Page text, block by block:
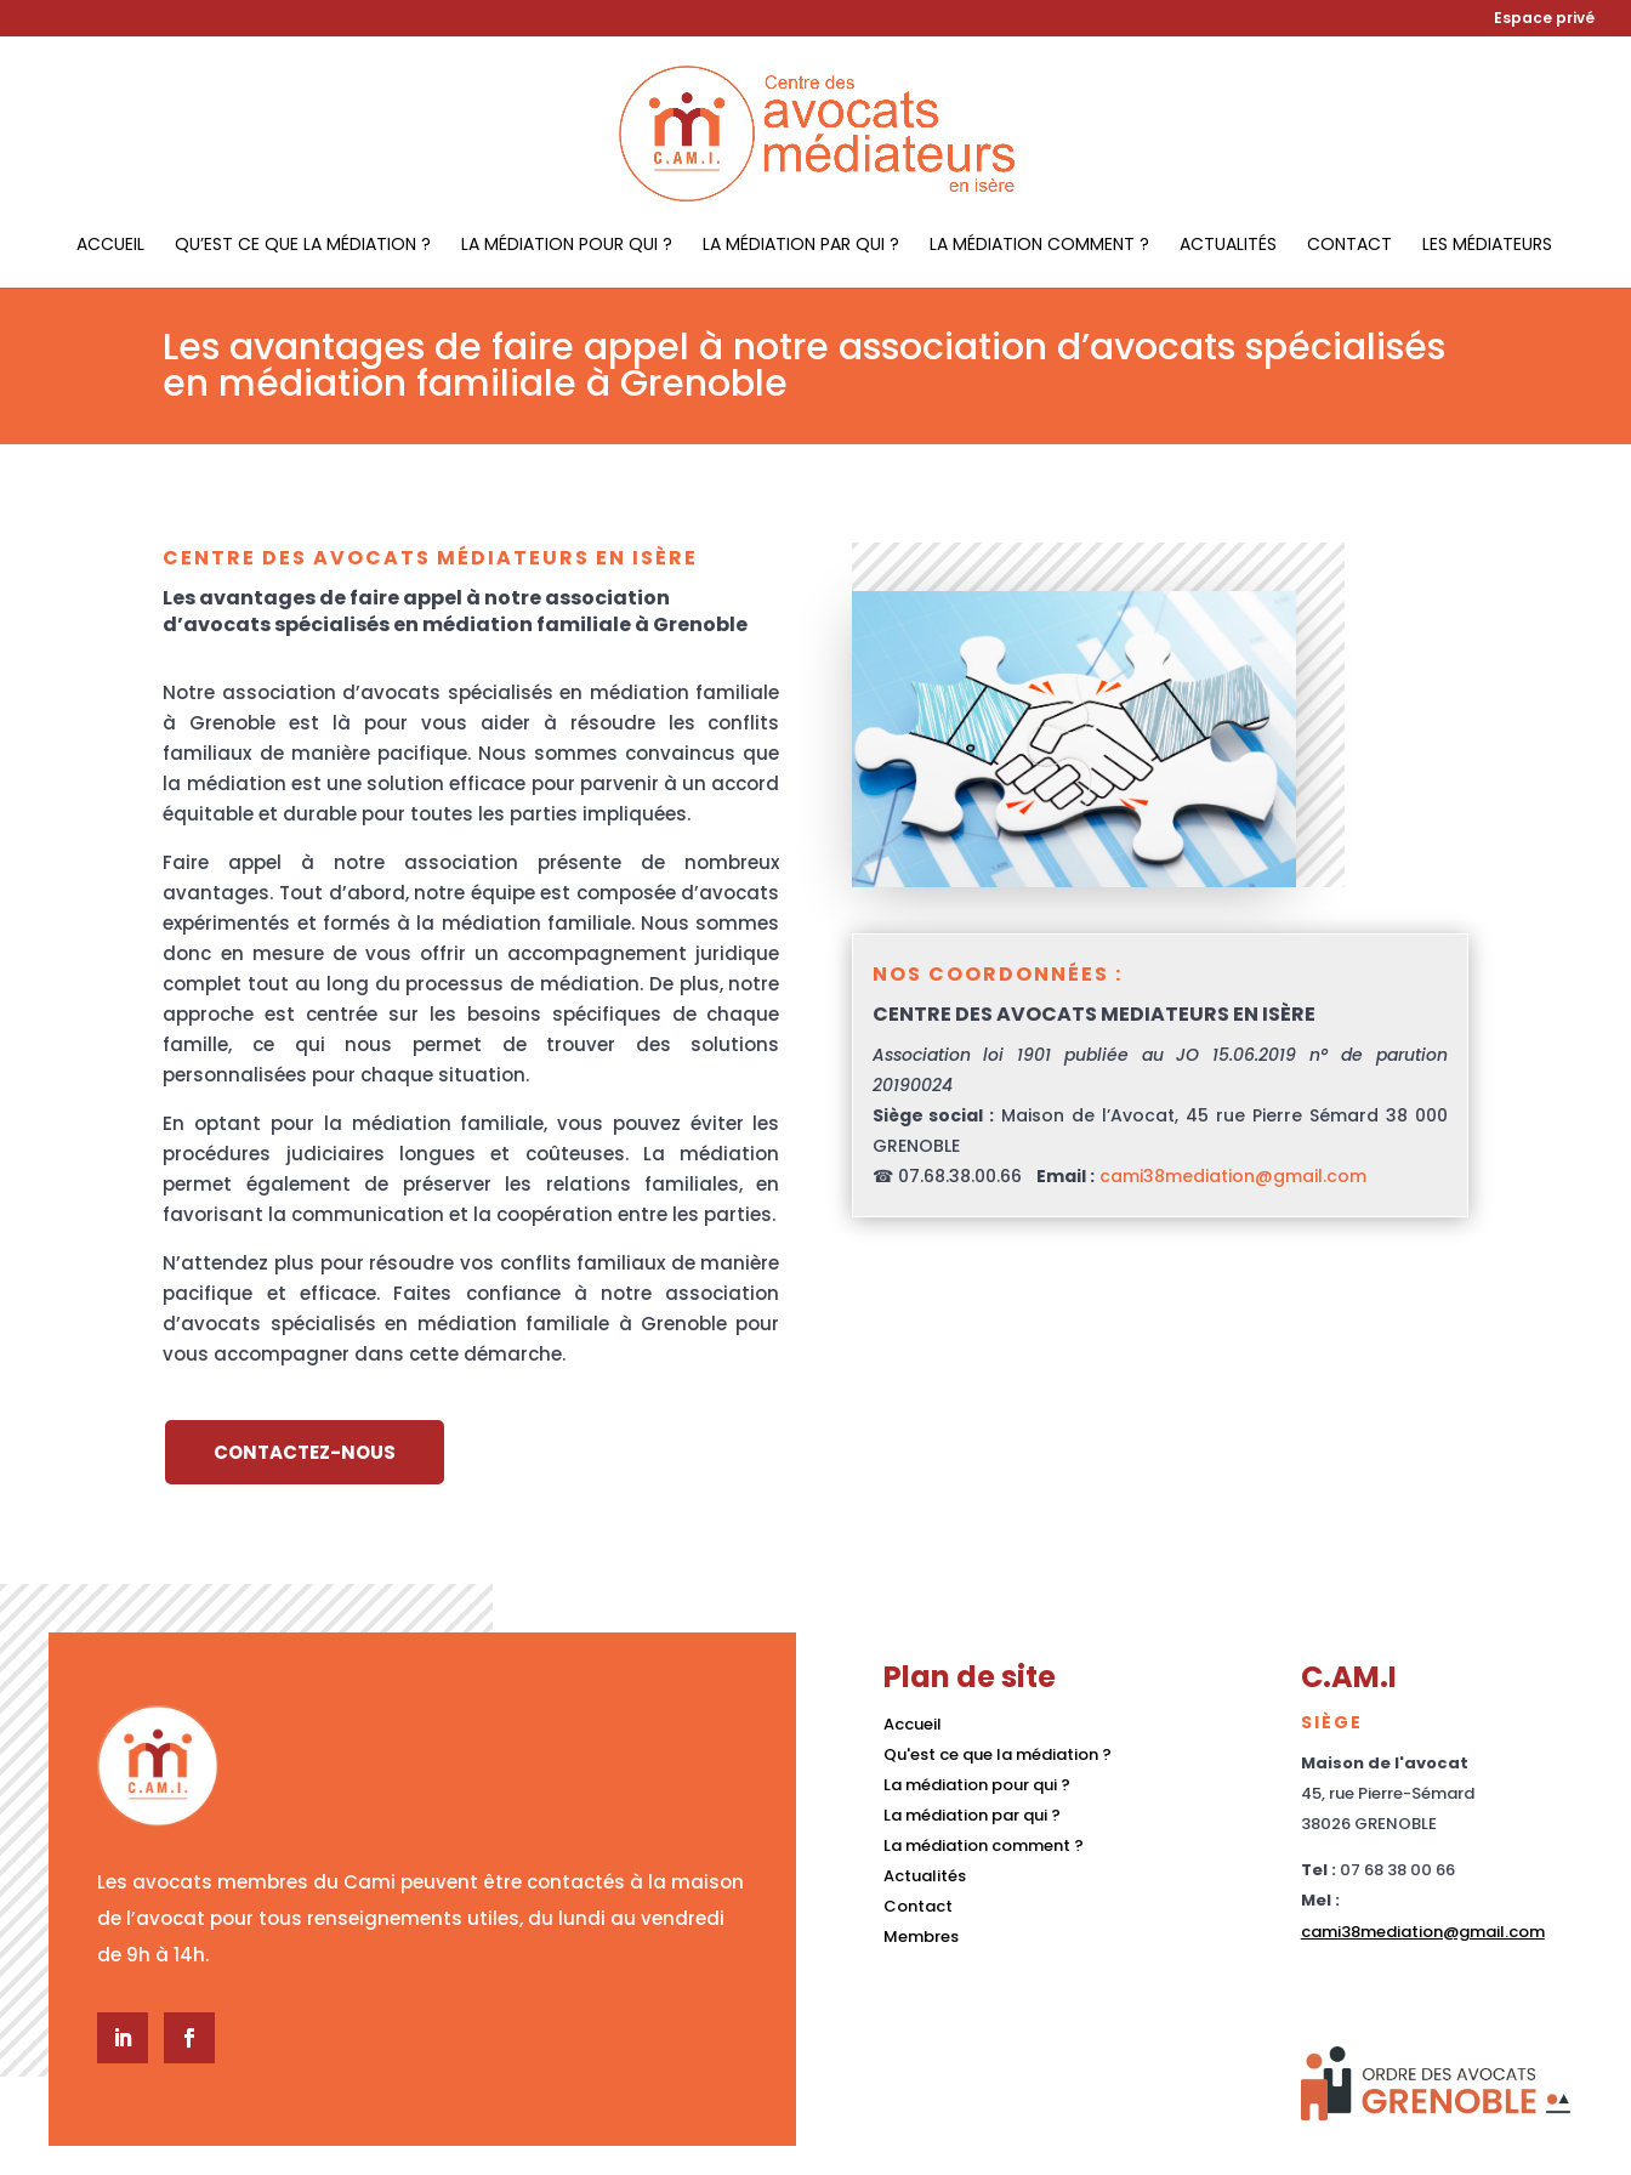
Espace privé
ACCUEIL QU’EST CE QUE LA MÉDIATION ? LA MÉDIATION POUR QUI ? LA MÉDIATION PAR QUI ? LA MÉDIATION COMMENT ? ACTUALITÉS CONTACT LES MÉDIATEURS
Les avantages de faire appel à notre association d’avocats spécialisés
en médiation familiale à Grenoble
CENTRE DES AVOCATS MÉDIATEURS EN ISÈRE
Les avantages de faire appel à notre association
d’avocats spécialisés en médiation familiale à Grenoble
Notre association d’avocats spécialisés en médiation familiale
à Grenoble est là pour vous aider à résoudre les conflits
familiaux de manière pacifique. Nous sommes convaincus que
la médiation est une solution efficace pour parvenir à un accord
équitable et durable pour toutes les parties impliquées.
Faire appel à notre association présente de nombreux
avantages. Tout d’abord, notre équipe est composée d’avocats
expérimentés et formés à la médiation familiale. Nous sommes
donc en mesure de vous offrir un accompagnement juridique
complet tout au long du processus de médiation. De plus, notre
approche est centrée sur les besoins spécifiques de chaque
famille, ce qui nous permet de trouver des solutions
personnalisées pour chaque situation.
En optant pour la médiation familiale, vous pouvez éviter les
procédures judiciaires longues et coûteuses. La médiation
permet également de préserver les relations familiales, en
favorisant la communication et la coopération entre les parties.
N’attendez plus pour résoudre vos conflits familiaux de manière
pacifique et efficace. Faites confiance à notre association
d’avocats spécialisés en médiation familiale à Grenoble pour
vous accompagner dans cette démarche.
CONTACTEZ-NOUS
NOS COORDONNÉES :
CENTRE DES AVOCATS MEDIATEURS EN ISÈRE
Association loi 1901 publiée au JO 15.06.2019 n° de parution
20190024
Siège social : Maison de l’Avocat, 45 rue Pierre Sémard 38 000
GRENOBLE
☎ 07.68.38.00.66 Email : cami38mediation@gmail.com
Les avocats membres du Cami peuvent être contactés à la maison
de l’avocat pour tous renseignements utiles, du lundi au vendredi
de 9h à 14h.
Plan de site
Accueil
Qu'est ce que la médiation ?
La médiation pour qui ?
La médiation par qui ?
La médiation comment ?
Actualités
Contact
Membres
C.AM.I
SIÈGE
Maison de l'avocat
45, rue Pierre-Sémard
38026 GRENOBLE
Tel :07 68 38 00 66
Mel :
cami38mediation@gmail.com